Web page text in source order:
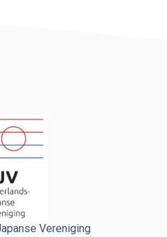
Vereniging